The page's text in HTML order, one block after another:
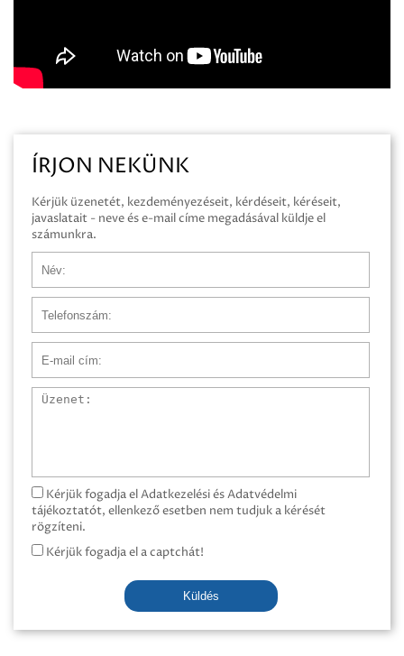
ÍRJON NEKÜNK
Kérjük üzenetét, kezdeményezéseit, kérdéseit, kéréseit,
javaslatait - neve és e-mail címe megadásával küldje el
számunkra.
Üzenet
Kérjük fogadja el Adatkezelési és Adatvédelmi
tájékoztatót, ellenkező esetben nem tudjuk a kérését
rögzíteni.
Kérjük fogadja el a captchát!
Küldés